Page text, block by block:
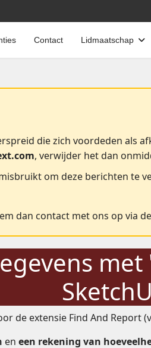
Contact Lidmaatschap
die zich voordeden als
, verwijder het dan
om deze berichten te
dan contact met ons op via
de extensie Find And Report
en een rekening van